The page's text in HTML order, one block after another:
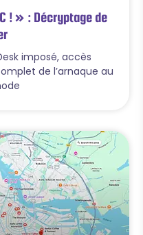
! » : Décryptage de
imposé, accès
de l’arnaque au